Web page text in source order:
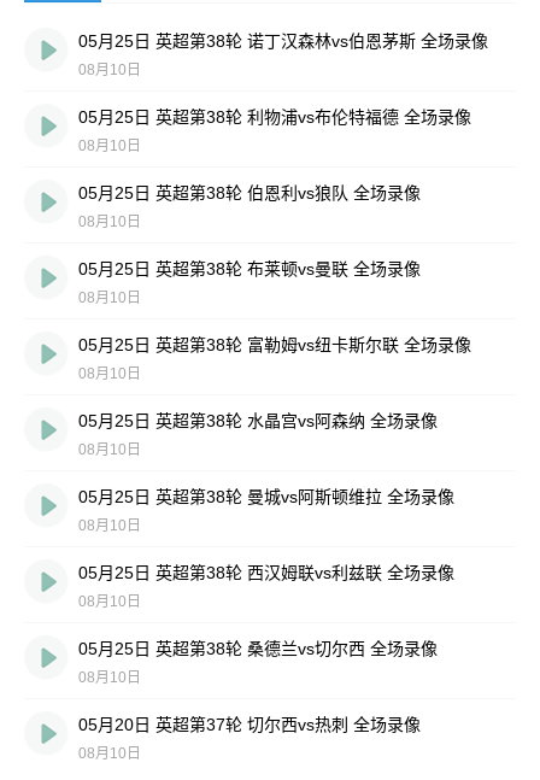
05月25日 英超第38轮 诺丁汉森林vs伯恩茅斯 全场录像
08月10日
05月25日 英超第38轮 利物浦vs布伦特福德 全场录像
08月10日
05月25日 英超第38轮 伯恩利vs狼队 全场录像
08月10日
05月25日 英超第38轮 布莱顿vs曼联 全场录像
08月10日
05月25日 英超第38轮 富勒姆vs纽卡斯尔联 全场录像
08月10日
05月25日 英超第38轮 水晶宫vs阿森纳 全场录像
08月10日
05月25日 英超第38轮 曼城vs阿斯顿维拉 全场录像
08月10日
05月25日 英超第38轮 西汉姆联vs利兹联 全场录像
08月10日
05月25日 英超第38轮 桑德兰vs切尔西 全场录像
08月10日
05月20日 英超第37轮 切尔西vs热刺 全场录像
08月10日